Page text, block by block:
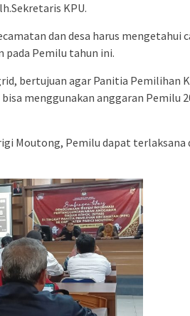
KPU.
dan desa harus mengetahui
pada Pemilu tahun ini.
bertujuan agar Panitia Pemilihan
menggunakan anggaran Pemilu
Moutong, Pemilu dapat terlaksana